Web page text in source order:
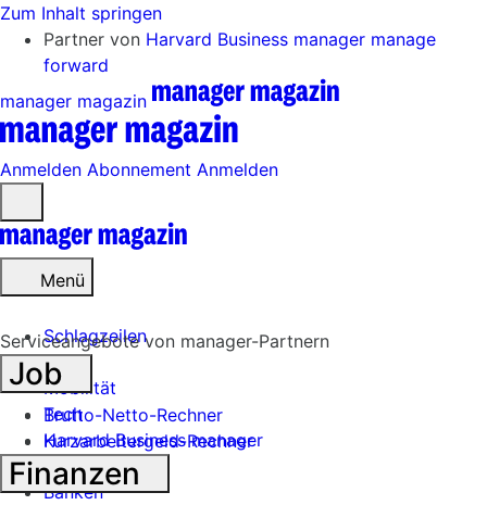
Zum Inhalt springen
Partner von Harvard Business manager manage
forward
manager magazin
Anmelden Abonnement Anmelden
öffnen
Menü
Schlagzeilen
Mobilität
Tech
Harvard Business manager
Handel
Banken
Serviceangebote von manager-Partnern
Job
Brutto-Netto-Rechner
Kurzarbeitergeld-Rechner
Finanzen